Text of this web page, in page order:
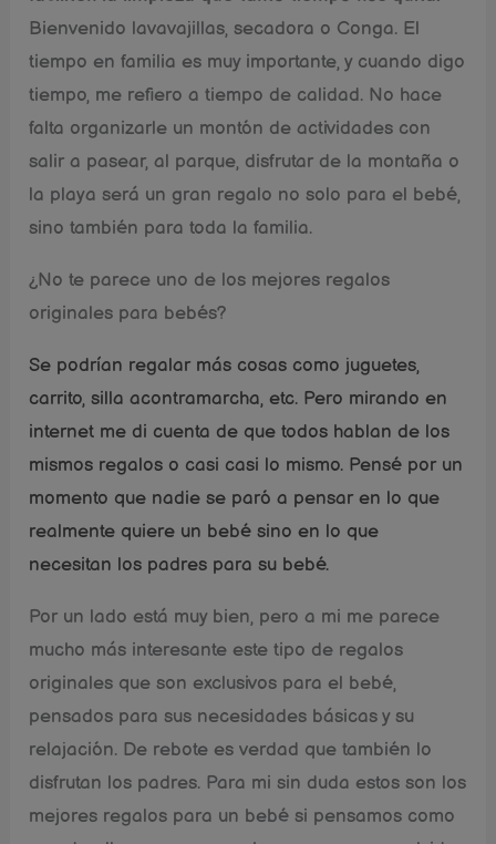
Bienvenido lavavajillas, secadora o Conga. El
tiempo en familia es muy importante, y cuando digo
tiempo, me refiero a tiempo de calidad. No hace
falta organizarle un montón de actividades con
salir a pasear, al parque, disfrutar de la montaña o
la playa será un gran regalo no solo para el bebé,
sino también para toda la familia.
¿No te parece uno de los mejores regalos
originales para bebés?
Se podrían regalar más cosas como juguetes,
carrito, silla acontramarcha, etc. Pero mirando en
internet me di cuenta de que todos hablan de los
mismos regalos o casi casi lo mismo. Pensé por un
momento que nadie se paró a pensar en lo que
realmente quiere un bebé sino en lo que
necesitan los padres para su bebé.
Por un lado está muy bien, pero a mi me parece
mucho más interesante este tipo de regalos
originales que son exclusivos para el bebé,
pensados para sus necesidades básicas y su
relajación. De rebote es verdad que también lo
disfrutan los padres. Para mi sin duda estos son los
mejores regalos para un bebé si pensamos como